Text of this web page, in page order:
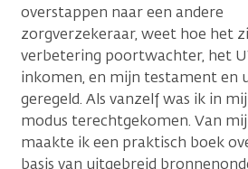
overstappen naar een andere
zorgverzekeraar, weet hoe het
verbetering poortwachter, het
inkomen, en mijn testament en
geregeld. Als vanzelf was ik in
modus terechtgekomen. Van
maakte ik een praktisch boek
basis van uitgebreid